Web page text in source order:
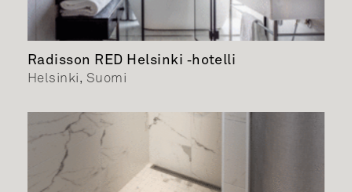
Radisson RED Helsinki ‑hotelli
Helsinki, Suomi